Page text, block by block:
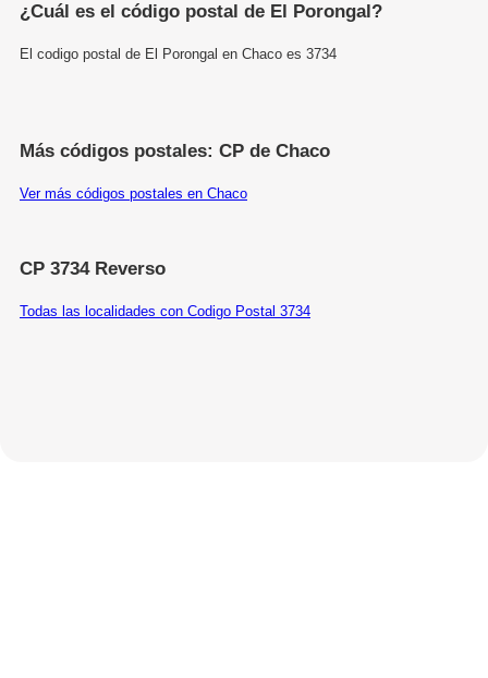
¿Cuál es el código postal de El Porongal?
El codigo postal de El Porongal en Chaco es 3734
Más códigos postales: CP de Chaco
Ver más códigos postales en Chaco
CP 3734 Reverso
Todas las localidades con Codigo Postal 3734